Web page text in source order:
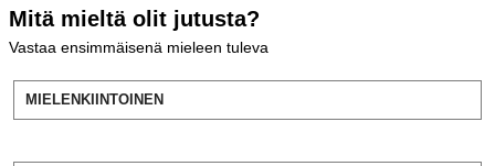
Mitä mieltä olit jutusta?
Vastaa ensimmäisenä mieleen tuleva
MIELENKIINTOINEN